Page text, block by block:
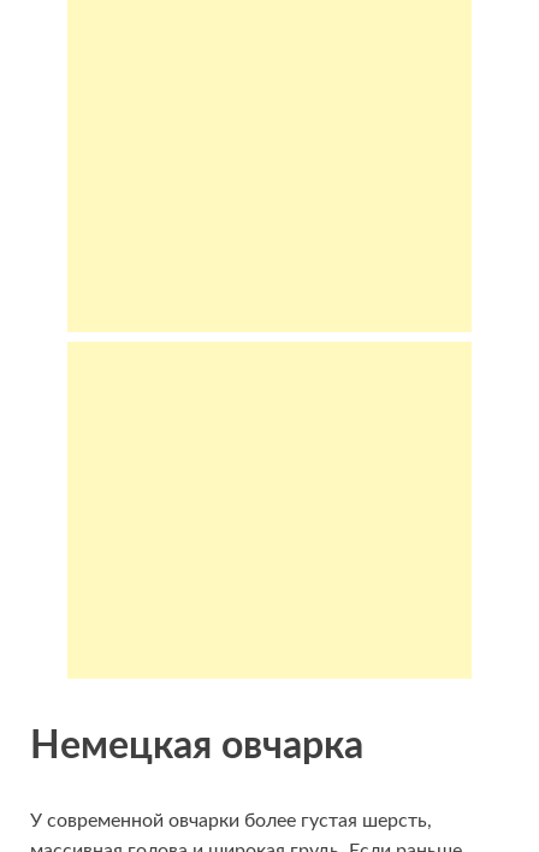
Немецкая овчарка
У современной овчарки более густая шерсть,